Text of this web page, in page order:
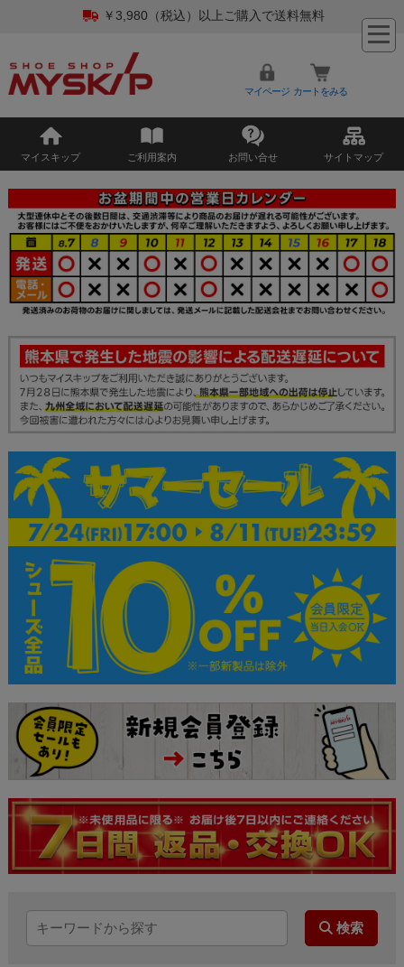
￥3,980（税込）以上ご購入で送料無料
マイページ カートをみる
マイスキップ ご利用案内 お問い合せ サイトマップ